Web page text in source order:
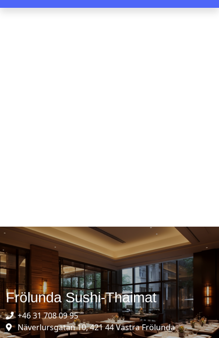
Frölunda Sushi-Thaimat
+46 31 708 09 95
Näverlursgatan 10, 421 44 Västra Frölunda